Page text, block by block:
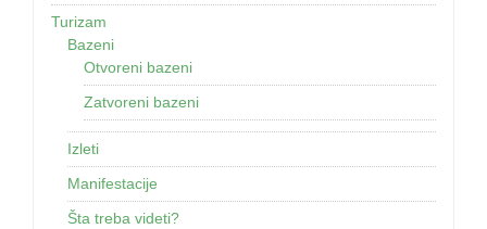
Turizam
Bazeni
Otvoreni bazeni
Zatvoreni bazeni
Izleti
Manifestacije
Šta treba videti?